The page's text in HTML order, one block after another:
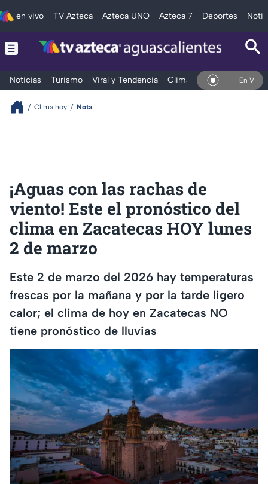
en vivo TV Azteca Azteca UNO Azteca 7 Deportes
Noticias Turismo Viral y Tendencia Clima Deportes En Vivo
Clima hoy Nota
¡Aguas con las rachas de
viento! Este el pronóstico del
clima en Zacatecas HOY lunes
2 de marzo
Este 2 de marzo del 2026 hay temperaturas
frescas por la mañana y por la tarde ligero
calor; el clima de hoy en Zacatecas NO
tiene pronóstico de lluvias